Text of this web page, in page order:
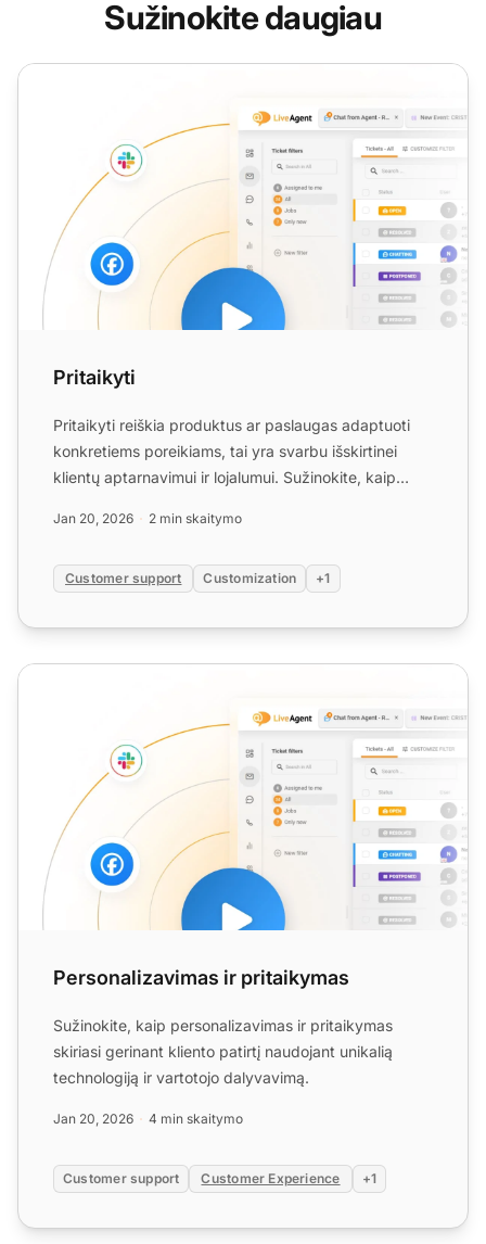
Sužinokite daugiau
Pritaikyti
Pritaikyti
Pritaikyti reiškia produktus ar paslaugas adaptuoti
konkretiems poreikiams, tai yra svarbu išskirtinei
klientų aptarnavimui ir lojalumui. Sužinokite, kaip
Jan 20, 2026 2 min skaitymo
Customer support Customization +1
Personalizavimas ir pritaikymas
Personalizavimas ir pritaikymas
Sužinokite, kaip personalizavimas ir pritaikymas
skiriasi gerinant kliento patirtį naudojant unikalią
technologiją ir vartotojo dalyvavimą.
Jan 20, 2026 4 min skaitymo
Customer support Customer Experience +1